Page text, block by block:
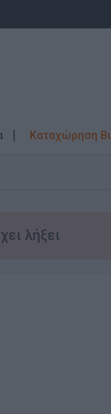
Καταχώρηση
λήξει